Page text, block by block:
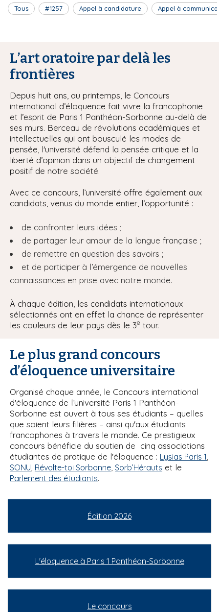
Tous #1257 Appel à candidature Appel à
L’art oratoire par delà les
frontières
Depuis huit ans, au printemps, le Concours
international d’éloquence fait vivre la francophonie
et l’esprit de Paris 1 Panthéon-Sorbonne au-delà de
ses murs. Berceau de révolutions académiques et
intellectuelles qui ont bousculé les modes de
pensée, l'université défend la pensée critique et la
liberté d’opinion dans un objectif de changement
positif de notre société.
Avec ce concours, l’université offre également aux
candidats, venus du monde entier, l’opportunité :
de confronter leurs idées ;
de partager leur amour de la langue française ;
de remettre en question des savoirs ;
et de participer à l’émergence de nouvelles
connaissances en prise avec notre monde.
À chaque édition, les candidats internationaux
sélectionnés ont en effet la chance de représenter
les couleurs de leur pays dès le 3e tour.
Le plus grand concours
d’éloquence universitaire
Organisé chaque année, le Concours international
d'éloquence de l’université Paris 1 Panthéon-
Sorbonne est ouvert à tous ses étudiants – quelles
que soient leurs filières – ainsi qu'aux étudiants
francophones à travers le monde. Ce prestigieux
concours bénéficie du soutien de cinq associations
étudiantes de pratique de l'éloquence : Lysias Paris 1
SONU Révolte-toi Sorbonne Sorb’Hérauts et le
Parlement des étudiants.
Édition 2026
L'éloquence à Paris 1 Panthéon-Sorbonne
Le concours